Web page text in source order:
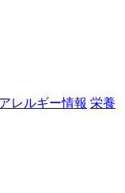
アレルギー情報 栄養